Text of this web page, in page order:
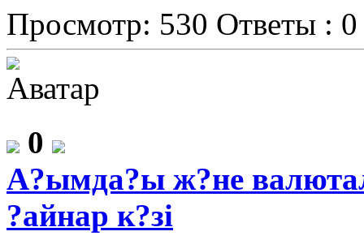
Просмотр: 530 Ответы : 0
0
А?ымда?ы ж?не
?айнар к?зі